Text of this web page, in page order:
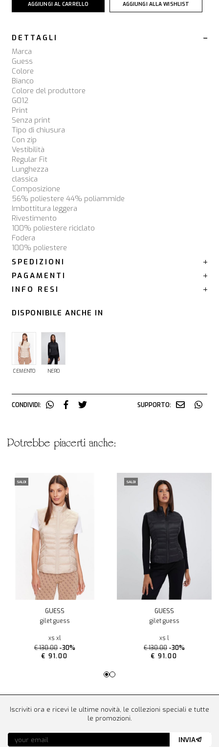
AGGIUNGI AL CARRELLO AGGIUNGI ALLA WISHLIST
DETTAGLI
Marca
Guess
Colore
Bianco
Colore del produttore
G012
Print
Senza print
Tipo di chiusura
Con zip
Vestibilità
Regular Fit
Lunghezza
classica
Composizione
56% poliestere 44% poliammide
Imbottitura leggera
Rivestimento
100% poliestere riciclato
Fodera
100% poliestere
SPEDIZIONI
PAGAMENTI
INFO RESI
DISPONIBILE ANCHE IN
CEMENTO NERO
CONDIVIDI: SUPPORTO:
potrebbe piacerti anche:
SALDI
GUESS
gilet guess
xs xl
€ 130.00 -30%
€ 91.00
SALDI
GUESS
gilet guess
xs l
€ 130.00 -30%
€ 91.00
Iscriviti ora e ricevi le ultime novità, le collezioni speciali e tutte
le promozioni.
INVIA